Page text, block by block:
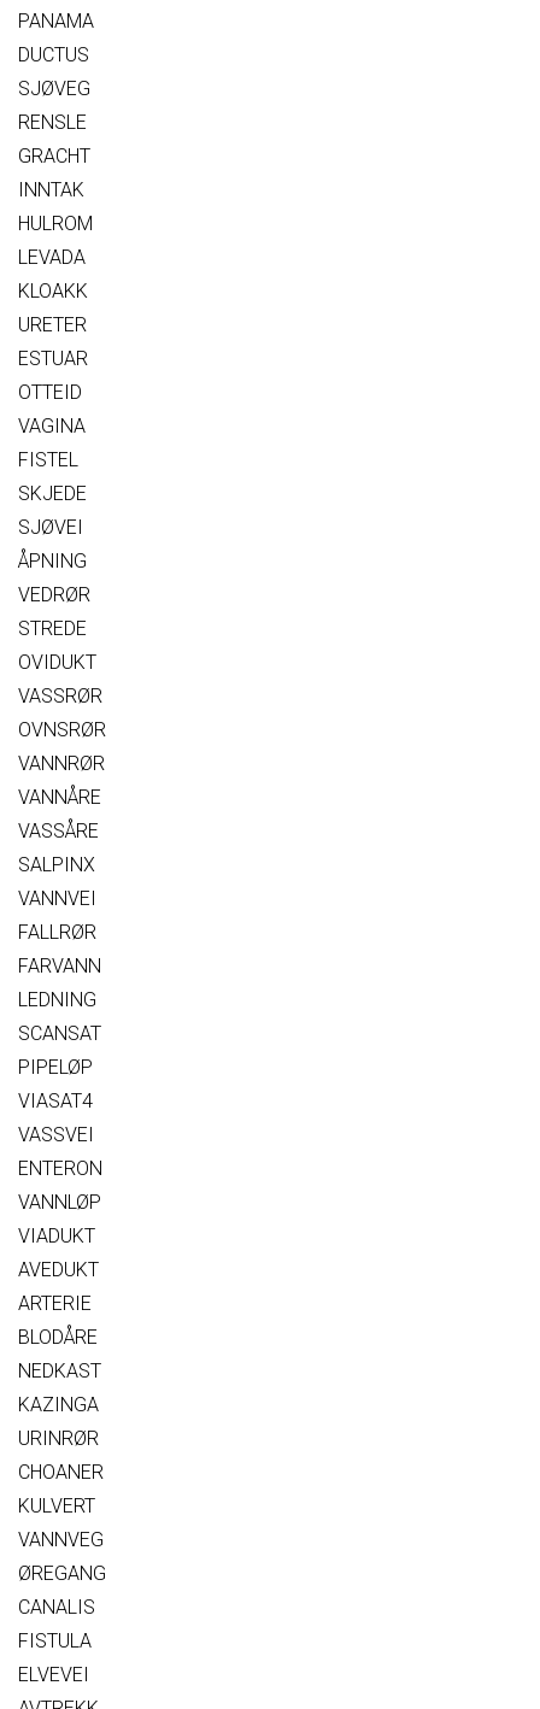
PANAMA
DUCTUS
SJØVEG
RENSLE
GRACHT
INNTAK
HULROM
LEVADA
KLOAKK
URETER
ESTUAR
OTTEID
VAGINA
FISTEL
SKJEDE
SJØVEI
ÅPNING
VEDRØR
STREDE
OVIDUKT
VASSRØR
OVNSRØR
VANNRØR
VANNÅRE
VASSÅRE
SALPINX
VANNVEI
FALLRØR
FARVANN
LEDNING
SCANSAT
PIPELØP
VIASAT4
VASSVEI
ENTERON
VANNLØP
VIADUKT
AVEDUKT
ARTERIE
BLODÅRE
NEDKAST
KAZINGA
URINRØR
CHOANER
KULVERT
VANNVEG
ØREGANG
CANALIS
FISTULA
ELVEVEI